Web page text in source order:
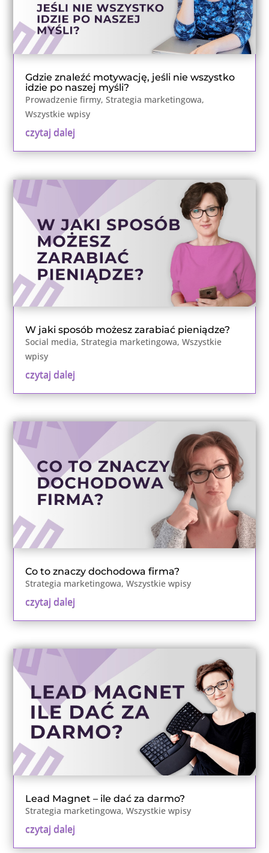
Gdzie znaleźć motywację, jeśli nie wszystko
idzie po naszej myśli?
Prowadzenie firmy,Strategia marketingowa,
Wszystkie wpisy
czytaj dalej
W jaki sposób możesz zarabiać pieniądze?
Social media,Strategia marketingowa,Wszystkie
wpisy
czytaj dalej
Co to znaczy dochodowa firma?
Strategia marketingowa,Wszystkie wpisy
czytaj dalej
Lead Magnet – ile dać za darmo?
Strategia marketingowa,Wszystkie wpisy
czytaj dalej